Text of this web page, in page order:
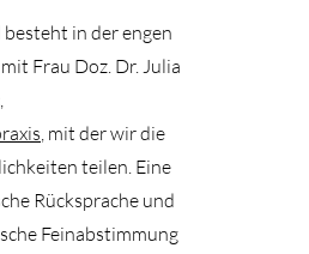
in der engen
Frau Doz. Dr. Julia
, mit der wir die
teilen. Eine
Rücksprache und
Feinabstimmung